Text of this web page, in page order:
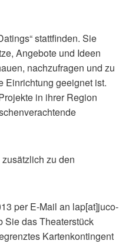
stattfinden. Sie
Angebote und Ideen
nachzufragen und zu
Einrichtung geeignet ist.
in ihrer Region
zu den
per E-Mail an lap[at]juco-
Sie das Theaterstück
Kartenkontingent